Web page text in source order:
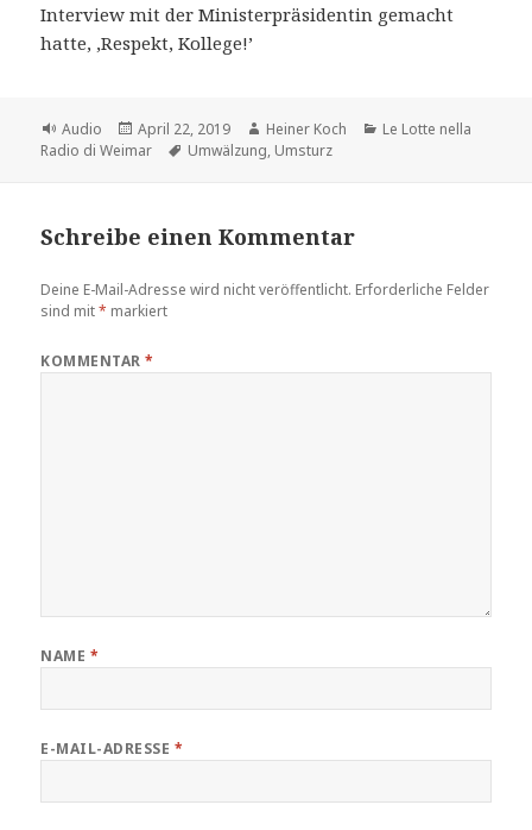
Interview mit der Ministerpräsidentin gemacht
hatte, ‚Respekt, Kollege!’
Format
Audio
Veröffentlicht
am
April 22, 2019 Autor
Heiner Koch Kategorien
Le Lotte nella
Radio di Weimar
Schlagwörter
Umwälzung, Umsturz
Schreibe einen Kommentar
Deine E-Mail-Adresse wird nicht veröffentlicht. Erforderliche Felder
sind mit* markiert
KOMMENTAR*
NAME *
E-MAIL-ADRESSE *